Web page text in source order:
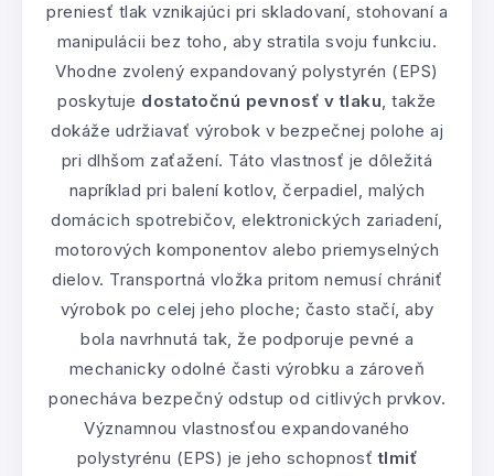
preniesť tlak vznikajúci pri skladovaní, stohovaní a
manipulácii bez toho, aby stratila svoju funkciu.
Vhodne zvolený expandovaný polystyrén (EPS)
poskytuje dostatočnú pevnosť v tlaku, takže
dokáže udržiavať výrobok v bezpečnej polohe aj
pri dlhšom zaťažení. Táto vlastnosť je dôležitá
napríklad pri balení kotlov, čerpadiel, malých
domácich spotrebičov, elektronických zariadení,
motorových komponentov alebo priemyselných
dielov. Transportná vložka pritom nemusí chrániť
výrobok po celej jeho ploche; často stačí, aby
bola navrhnutá tak, že podporuje pevné a
mechanicky odolné časti výrobku a zároveň
ponecháva bezpečný odstup od citlivých prvkov.
Významnou vlastnosťou expandovaného
polystyrénu (EPS) je jeho schopnosťtlmiť